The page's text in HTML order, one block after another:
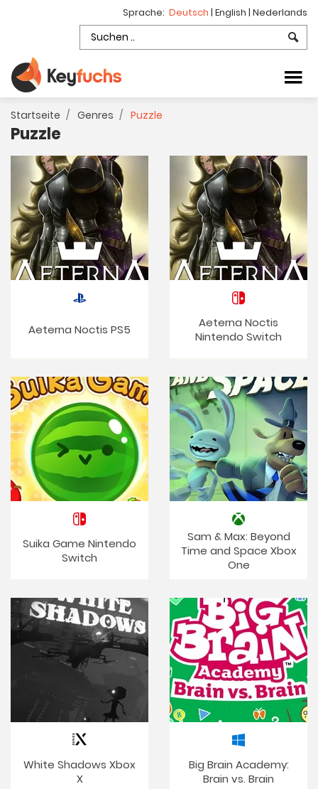
Sprache: Deutsch | English | Nederlands
Startseite Genres Puzzle
Puzzle
Aeterna Noctis PS5
Aeterna Noctis
Nintendo Switch
Suika Game Nintendo
Switch
Sam & Max: Beyond
Time and Space Xbox
One
White Shadows Xbox
X
Big Brain Academy:
Brain vs. Brain